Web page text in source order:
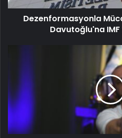
Dezenformasyonla
Davutoğlu'na